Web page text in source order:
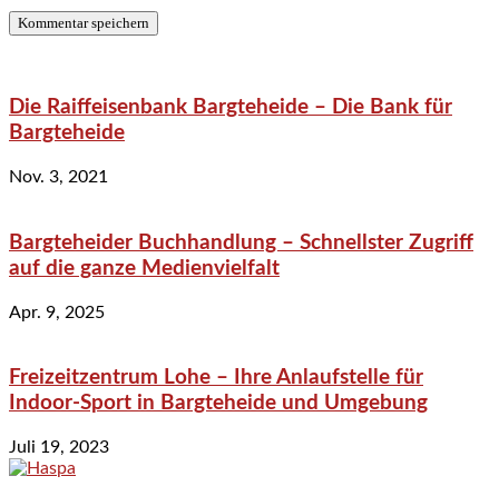
Die Raiffeisenbank Bargteheide – Die Bank für
Bargteheide
Nov. 3, 2021
Bargteheider Buchhandlung – Schnellster Zugriff
auf die ganze Medienvielfalt
Apr. 9, 2025
Freizeitzentrum Lohe – Ihre Anlaufstelle für
Indoor-Sport in Bargteheide und Umgebung
Juli 19, 2023